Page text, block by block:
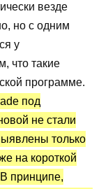
везде
но с одним
у
что такие
программе.
под
не стали
только
на короткой
принципе,